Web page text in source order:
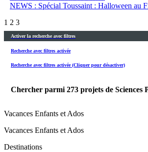
NEWS : Spécial Toussaint : Halloween au
1 2 3
Activer la recherche avec filtres
Recherche avec filtres activée
Recherche avec filtres activée (Cliquer pour désactiver)
Chercher parmi 273 projets de Sciences
Vacances Enfants et Ados
Vacances Enfants et Ados
Destinations